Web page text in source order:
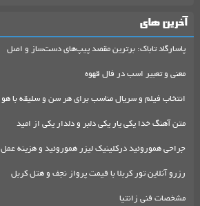
آخرین های
پاسارگاد تاباک: برترین مقصد پیپ‌های دست‌ساز و اصل
معنی و تعبیر اسب در فال قهوه
انتخاب فیلم و سریال مناسب برای هر سن و سلیقه با هو
متن آهنگ خدا یکی یار یکی دلبر و دلدار یکی از امید
جراحی هموروئید درکلینیک لیزر هموروئید و هزینه عمل
رزرو آنلاین تور کربلا با قیمت پرواز نجف و هتل کربل
مشخصات فنی زانتیا